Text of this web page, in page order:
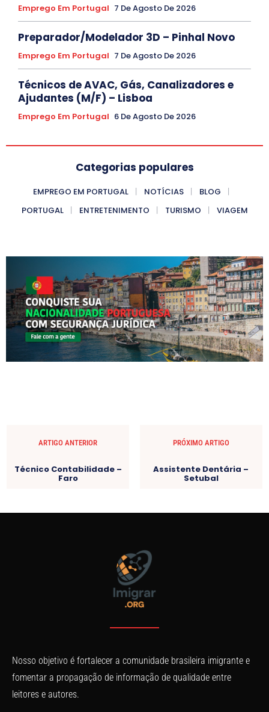
Emprego Em Portugal 7 De Agosto De 2026
Preparador/Modelador 3D – Pinhal Novo
Emprego Em Portugal 7 De Agosto De 2026
Técnicos de AVAC, Gás, Canalizadores e
Ajudantes (M/F) – Lisboa
Emprego Em Portugal 6 De Agosto De 2026
Categorias populares
EMPREGO EM PORTUGAL NOTÍCIAS
BLOG
PORTUGAL
ENTRETENIMENTO TURISMO VIAGEM
ARTIGO ANTERIOR
Técnico Contabilidade –
Faro
PRÓXIMO ARTIGO
Assistente Dentária –
Setubal
Nosso objetivo é fortalecer a comunidade brasileira imigrante e
fomentar a propagação de informação de qualidade entre
leitores e autores.